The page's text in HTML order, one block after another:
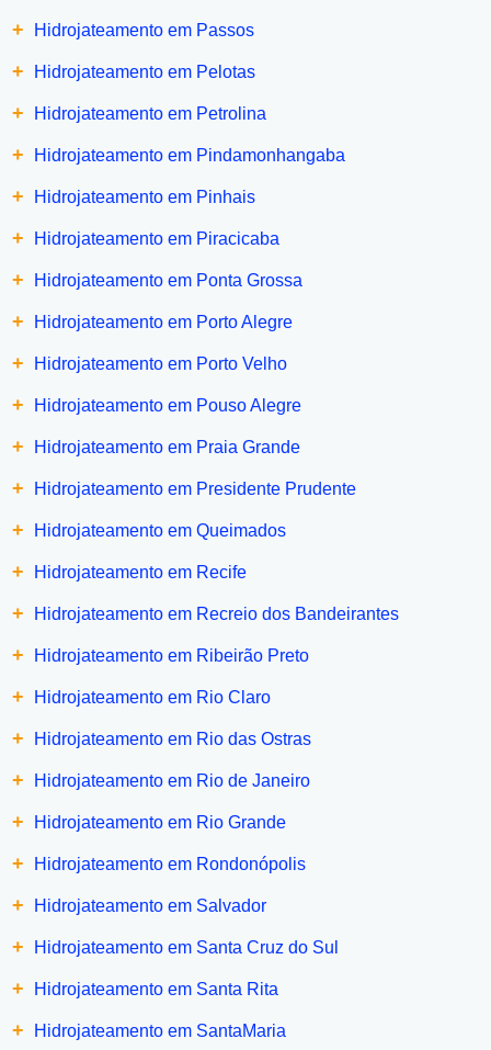
+ Hidrojateamento em Passos
+ Hidrojateamento em Pelotas
+ Hidrojateamento em Petrolina
+ Hidrojateamento em Pindamonhangaba
+ Hidrojateamento em Pinhais
+ Hidrojateamento em Piracicaba
+ Hidrojateamento em Ponta Grossa
+ Hidrojateamento em Porto Alegre
+ Hidrojateamento em Porto Velho
+ Hidrojateamento em Pouso Alegre
+ Hidrojateamento em Praia Grande
+ Hidrojateamento em Presidente Prudente
+ Hidrojateamento em Queimados
+ Hidrojateamento em Recife
+ Hidrojateamento em Recreio dos Bandeirantes
+ Hidrojateamento em Ribeirão Preto
+ Hidrojateamento em Rio Claro
+ Hidrojateamento em Rio das Ostras
+ Hidrojateamento em Rio de Janeiro
+ Hidrojateamento em Rio Grande
+ Hidrojateamento em Rondonópolis
+ Hidrojateamento em Salvador
+ Hidrojateamento em Santa Cruz do Sul
+ Hidrojateamento em Santa Rita
+ Hidrojateamento em SantaMaria